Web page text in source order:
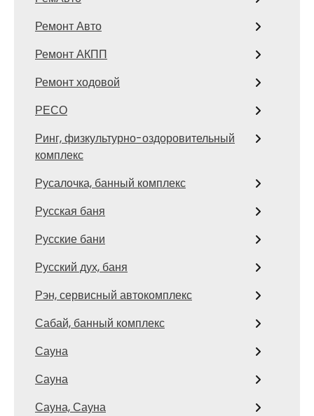
Ремонт Авто
Ремонт АКПП
Ремонт ходовой
РЕСО
Ринг, физкультурно-оздоровительный
комплекс
Русалочка, банный комплекс
Русская баня
Русские бани
Русский дух, баня
Рэн, сервисный автокомплекс
Сабай, банный комплекс
Сауна
Сауна
Сауна, Сауна